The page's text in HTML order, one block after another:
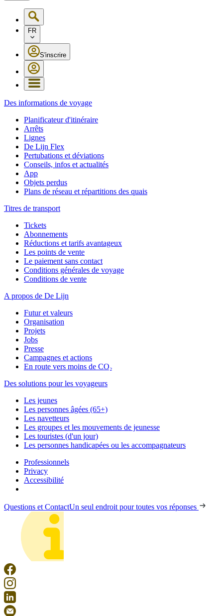
FR
S'inscrire
Des informations de voyage
Planificateur d'itinéraire
Arrêts
Lignes
De Lijn Flex
Pertubations et déviations
Conseils, infos et actualités
App
Objets perdus
Plans de réseau et répartitions des quais
Titres de transport
Tickets
Abonnements
Réductions et tarifs avantageux
Les points de vente
Le paiement sans contact
Conditions générales de voyage
Conditions de vente
A propos de De Lijn
Futur et valeurs
Organisation
Projets
Jobs
Presse
Campagnes et actions
En route vers moins de CO₂
Des solutions pour les voyageurs
Les jeunes
Les personnes âgées (65+)
Les navetteurs
Les groupes et les mouvements de jeunesse
Les touristes (d'un jour)
Les personnes handicapées ou les accompagnateurs
Professionnels
Privacy
Accessibilité
Questions et ContactUn seul endroit pour toutes vos réponses